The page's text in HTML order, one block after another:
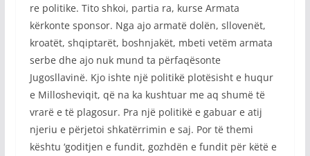
re politike. Tito shkoi, partia ra, kurse Armata
kërkonte sponsor. Nga ajo armatë dolën, sllovenët,
kroatët, shqiptarët, boshnjakët, mbeti vetëm armata
serbe dhe ajo nuk mund ta përfaqësonte
Jugosllavinë. Kjo ishte një politikë plotësisht e huqur
e Millosheviqit, që na ka kushtuar me aq shumë të
vrarë e të plagosur. Pra një politikë e gabuar e atij
njeriu e përjetoi shkatërrimin e saj. Por të themi
kështu ‘goditjen e fundit, gozhdën e fundit për këtë e